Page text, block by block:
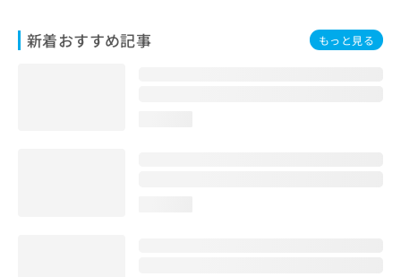
新着おすすめ記事 もっと見る
問
い